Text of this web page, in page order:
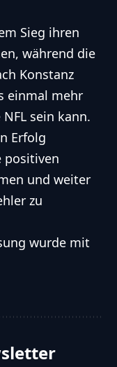
Sieg ihren
während die
Konstanz
einmal mehr
sein kann.
Erfolg
positiven
und weiter
zu
wurde mit